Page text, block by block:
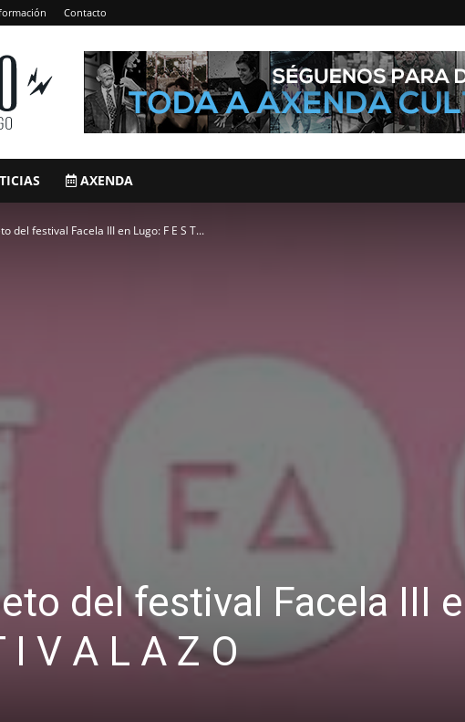
Contacto
AXENDA
del festival Facela III en Lugo: F E S T...
del festival Facela III
I V A L A Z O